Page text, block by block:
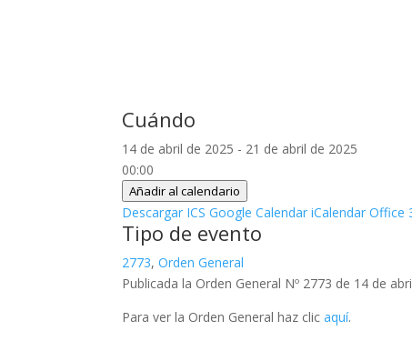
Cuándo
14 de abril de 2025 - 21 de abril de 2025
00:00
Añadir al calendario
Descargar ICS Google Calendar iCalendar Office
Tipo de evento
2773,Orden General
Publicada la Orden General Nº 2773 de 14 de
Para ver la Orden General haz clicaquí.